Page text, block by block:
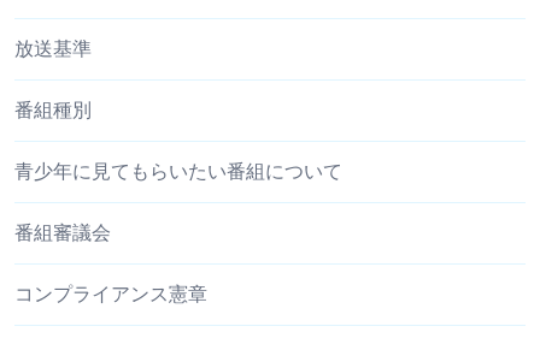
放送基準
番組種別
青少年に見てもらいたい番組について
番組審議会
コンプライアンス憲章